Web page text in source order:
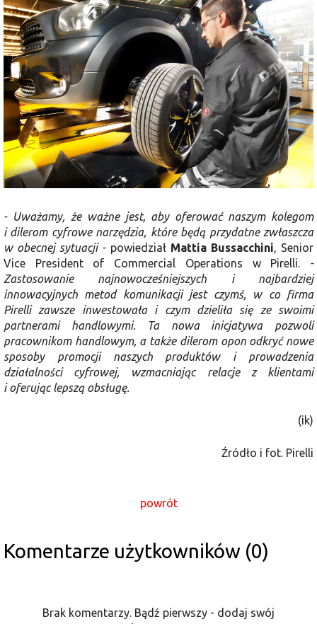
- Uważamy, że ważne jest, aby oferować naszym kolegom
i dilerom cyfrowe narzędzia, które będą przydatne zwłaszcza
w obecnej sytuacji - powiedział Mattia Bussacchini, Senior
Vice President of Commercial Operations w Pirelli. -
Zastosowanie najnowocześniejszych i najbardziej
innowacyjnych metod komunikacji jest czymś, w co firma
Pirelli zawsze inwestowała i czym dzieliła się ze swoimi
partnerami handlowymi. Ta nowa inicjatywa pozwoli
pracownikom handlowym, a także dilerom opon odkryć nowe
sposoby promocji naszych produktów i prowadzenia
działalności cyfrowej, wzmacniając relacje z klientami
i oferując lepszą obsługę.
(ik)
Źródło i fot. Pirelli
powrót
Komentarze użytkowników (0)
Brak komentarzy. Bądź pierwszy - dodaj swój